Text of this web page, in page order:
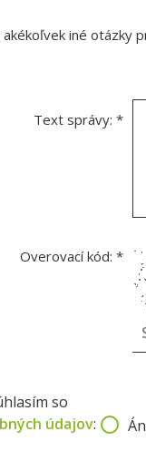
iné otázky
Text správy:*
Overovací kód:*
so
údajov: